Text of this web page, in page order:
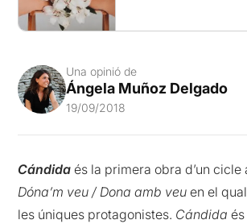
Una opinió de
Ángela Muñoz Delgado
19/09/2018
Cándida és la primera obra d’un cicle
Dóna’m veu / Dona amb veu en el
les úniques protagonistes. Cándida